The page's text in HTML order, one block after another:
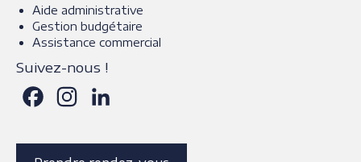
Aide administrative
Gestion budgétaire
Assistance commercial
Suivez-nous !
FacebookInstagram